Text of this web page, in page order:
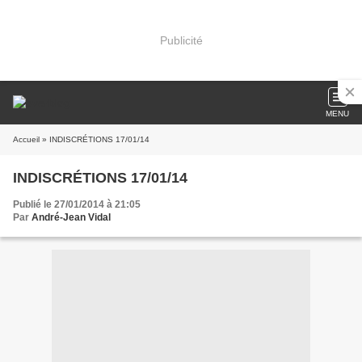
Publicité
MENU
Accueil » INDISCRÉTIONS 17/01/14
INDISCRÉTIONS 17/01/14
Publié le 27/01/2014 à 21:05
Par André-Jean Vidal